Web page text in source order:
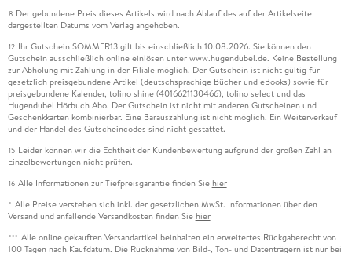
8 Der gebundene Preis dieses Artikels wird nach Ablauf des auf der Artikelseite
dargestellten Datums vom Verlag angehoben.
12 Ihr Gutschein SOMMER13 gilt bis einschließlich 10.08.2026. Sie können den
Gutschein ausschließlich online einlösen unter www.hugendubel.de. Keine Bestellung
zur Abholung mit Zahlung in der Filiale möglich. Der Gutschein ist nicht gültig für
gesetzlich preisgebundene Artikel (deutschsprachige Bücher und eBooks) sowie für
preisgebundene Kalender, tolino shine (4016621130466), tolino select und das
Hugendubel Hörbuch Abo. Der Gutschein ist nicht mit anderen Gutscheinen und
Geschenkkarten kombinierbar. Eine Barauszahlung ist nicht möglich. Ein Weiterverkauf
und der Handel des Gutscheincodes sind nicht gestattet.
15 Leider können wir die Echtheit der Kundenbewertung aufgrund der großen Zahl an
Einzelbewertungen nicht prüfen.
16 Alle Informationen zur Tiefpreisgarantie finden Sie hier
* Alle Preise verstehen sich inkl. der gesetzlichen MwSt. Informationen über den
Versand und anfallende Versandkosten finden Sie hier
*** Alle online gekauften Versandartikel beinhalten ein erweitertes Rückgaberecht von
100 Tagen nach Kaufdatum. Die Rücknahme von Bild-, Ton- und Datenträgern ist nur bei